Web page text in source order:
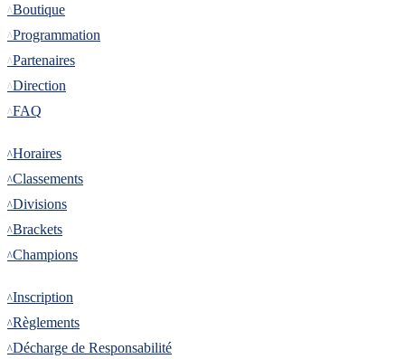
Boutique
Programmation
Partenaires
Direction
FAQ
Horaires
Classements
Divisions
Brackets
Champions
Inscription
Règlements
Décharge de Responsabilité